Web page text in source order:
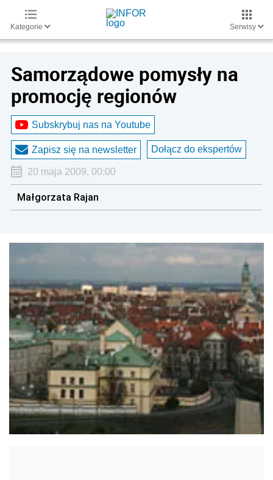
Kategorie Serwisy
Samorządowe pomysły na
promocję regionów
Subskrybuj nas na Youtube
Zapisz się na newsletter Dołącz do ekspertów
20 maja 2009, 00:00
Małgorzata Rajan